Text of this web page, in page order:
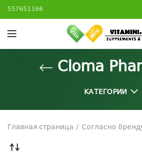
557651166
Cloma
КАТЕГОРИИ
Главная страница Согласно